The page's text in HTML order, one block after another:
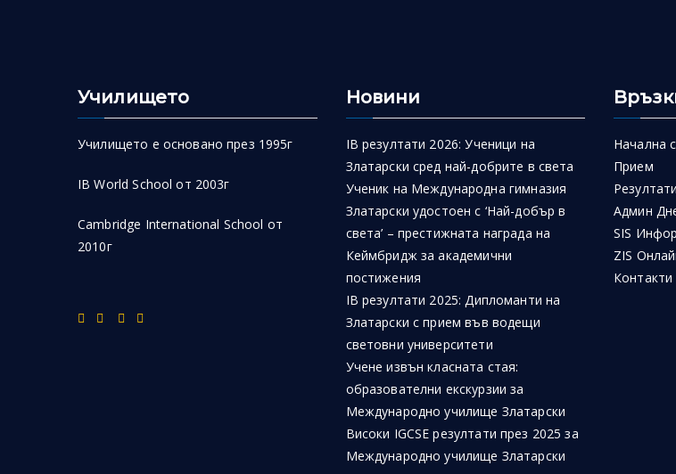
Училището
Училището е основано през 1995г
IB World School от 2003г
Cambridge International School от
2010г
Новини
IB резултати 2026: Ученици на
Златарски сред най-добрите в света
Ученик на Международна гимназия
Златарски удостоен с ‘Най-добър в
света’ – престижната награда на
Кеймбридж за академични
постижения
IB резултати 2025: Дипломанти на
Златарски с прием във водещи
световни университети
Учене извън класната стая:
образователни екскурзии за
Международно училище Златарски
Високи IGCSE резултати през 2025 за
Международно училище Златарски
Начална
Прием
Резултати
Админ
SIS
ZIS
Контакти